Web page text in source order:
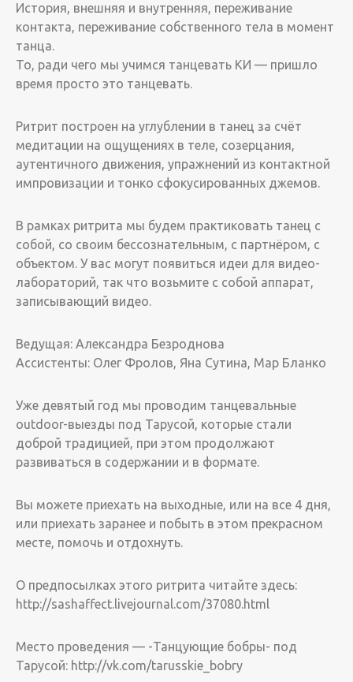
История, внешняя и внутренняя, переживание
контакта, переживание собственного тела в момент
танца.
То, ради чего мы учимся танцевать КИ — пришло
время просто это танцевать.
Ритрит построен на углублении в танец за счёт
медитации на ощущениях в теле, созерцания,
аутентичного движения, упражнений из контактной
импровизации и тонко сфокусированных джемов.
В рамках ритрита мы будем практиковать танец с
собой, со своим бессознательным, с партнёром, с
объектом. У вас могут появиться идеи для видео-
лабораторий, так что возьмите с собой аппарат,
записывающий видео.
Ведущая: Александра Безроднова
Ассистенты: Олег Фролов, Яна Сутина, Мар Бланко
Уже девятый год мы проводим танцевальные
outdoor-выезды под Тарусой, которые стали
доброй традицией, при этом продолжают
развиваться в содержании и в формате.
Вы можете приехать на выходные, или на все 4 дня,
или приехать заранее и побыть в этом прекрасном
месте, помочь и отдохнуть.
О предпосылках этого ритрита читайте здесь:
http://sashaffect.livejournal.com/37080.html
Место проведения — -Танцующие бобры- под
Тарусой: http://vk.com/tarusskie_bobry